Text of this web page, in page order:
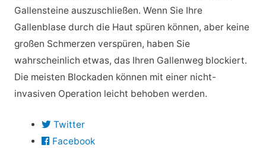
Gallensteine auszuschließen. Wenn Sie Ihre
Gallenblase durch die Haut spüren können, aber keine
großen Schmerzen verspüren, haben Sie
wahrscheinlich etwas, das Ihren Gallenweg blockiert.
Die meisten Blockaden können mit einer nicht-
invasiven Operation leicht behoben werden.
Twitter
Facebook